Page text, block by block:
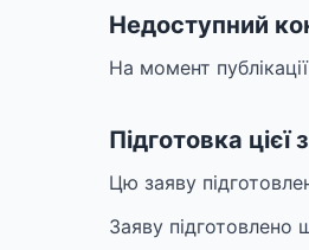
Недоступний
На момент
Підготовка цієї
Цю заяву
Заяву